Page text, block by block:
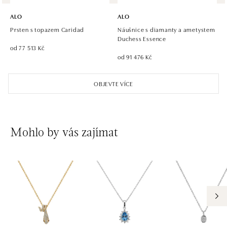
dnes otevřeno do 15:00
Einsteinova 18, 851 01 Bratislava
ALO diamonds OC Avion, Bratislava
Ivanská cesta 16, 821 04 Bratislava
dnes otevřeno do 21:00
ALO diamonds OC Eurovea, Bratislava
Pribinova 8, 811 09 Bratislava
tel.: +421 917 090 700, +421 918 777 670
dnes otevřeno do 21:00
OBJEVTE VÍCE
ALO
Prsten s topazem Caridad
od 77 513 Kč
ALO
Náušnice s diamanty a ametystem
Duchess Essence
od 91 476 Kč
Mohlo by vás zajímat